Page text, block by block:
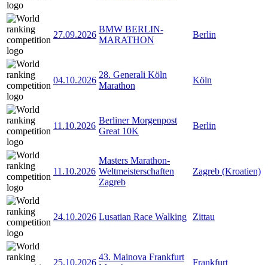
27.09.2026
BMW BERLIN-
MARATHON
Berlin
04.10.2026
28. Generali Köln
Marathon
Köln
11.10.2026
Berliner Morgenpost
Great 10K
Berlin
11.10.2026
Masters Marathon-
Weltmeisterschaften
Zagreb
Zagreb (Kroatien)
24.10.2026 Lusatian Race Walking Zittau
25.10.2026
43. Mainova Frankfurt
Frankfurt